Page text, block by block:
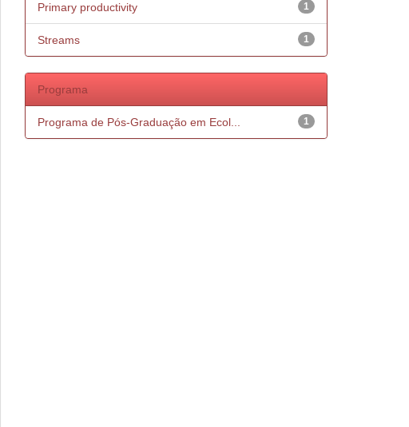
1
Primary productivity
1
Streams
Programa
1
Programa de Pós-Graduação em Ecol...